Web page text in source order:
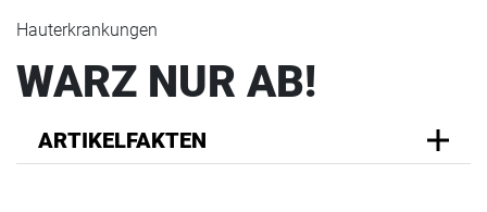
Hauterkrankungen
WARZ NUR AB!
ARTIKELFAKTEN